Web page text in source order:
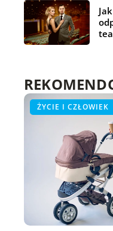
BUDOWLANKA
ŻYCIE I CZŁOWIEK
WSZYSTKO
11 listopada 2022